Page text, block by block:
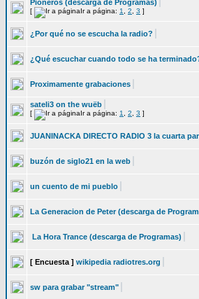
Pioneros (descarga de Programas)
[ Ir a página: 1 2 3 ]
¿Por qué no se escucha la radio?
¿Qué escuchar cuando todo se ha
Proximamente grabaciones
sateli3 on the wuëb
[ Ir a página: 1 2 3 ]
JUANINACKA DIRECTO RADIO 3 la cuarta
buzón de siglo21 en la web
un cuento de mi pueblo
La Generacion de Peter (descarga de
La Hora Trance (descarga de Programas)
[ Encuesta ] wikipedia radiotres.org
sw para grabar "stream"